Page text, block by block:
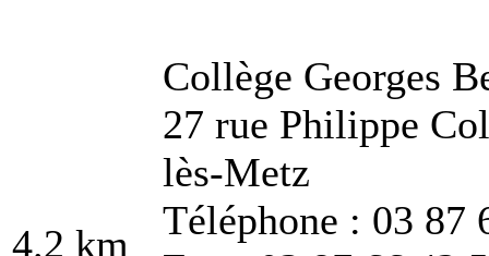
4.2 km
Collège Georges
27 rue Philippe
lès-Metz
Téléphone : 03 87